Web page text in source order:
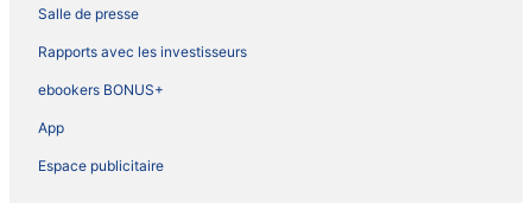
Salle de presse
Rapports avec les investisseurs
ebookers BONUS+
App
Espace publicitaire